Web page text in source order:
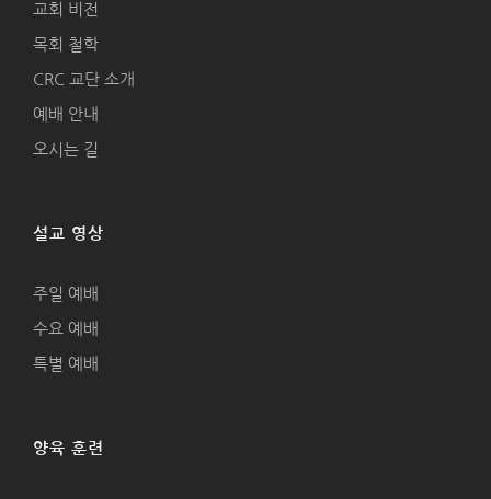
교회 비전
목회 철학
CRC 교단 소개
예배 안내
오시는 길
설교 영상
주일 예배
수요 예배
특별 예배
양육 훈련